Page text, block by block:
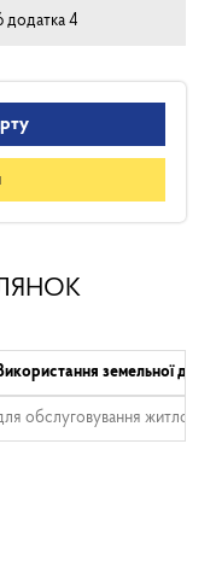
додатка 4
земельної
обслуговування